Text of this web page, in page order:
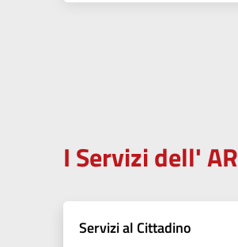
I Servizi dell'
Servizi al Cittadino